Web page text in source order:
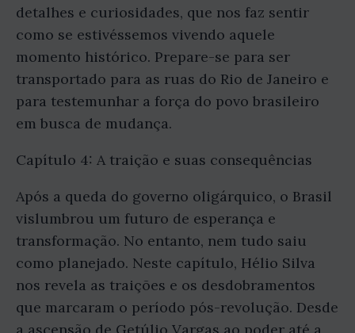
detalhes e curiosidades, que nos faz sentir
como se estivéssemos vivendo aquele
momento histórico. Prepare-se para ser
transportado para as ruas do Rio de Janeiro e
para testemunhar a força do povo brasileiro
em busca de mudança.
Capítulo 4: A traição e suas consequências
Após a queda do governo oligárquico, o Brasil
vislumbrou um futuro de esperança e
transformação. No entanto, nem tudo saiu
como planejado. Neste capítulo, Hélio Silva
nos revela as traições e os desdobramentos
que marcaram o período pós-revolução. Desde